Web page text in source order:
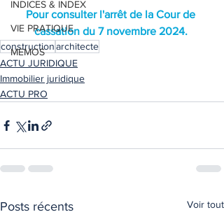
INDICES & INDEX
VIE PRATIQUE
MEMOS
Pour consulter l'arrêt de la Cour de
cassation du 7 novembre 2024.
constructionarchitecte
ACTU JURIDIQUE
Immobilier juridique
ACTU PRO
Posts récents Voir tout